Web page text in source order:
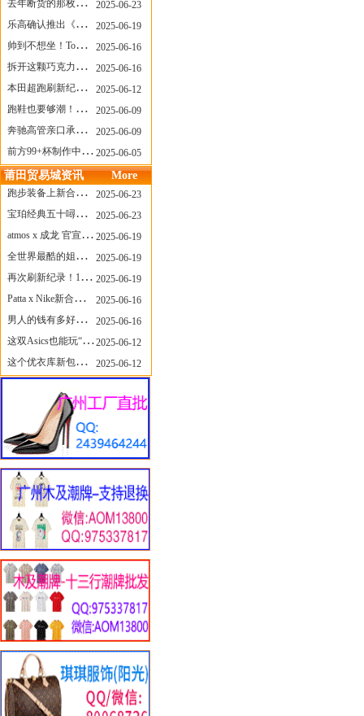
去年断货的那枚表， CASIO指环表又要发售了
2025-06-23
乐高确认推出《哥斯拉》积木，这设计也太酷了！
2025-06-19
帅到不想坐！Tom Sachs x Helinox 这把露营椅太炸了
2025-06-16
拆开这颗巧克力，居然是皮卡丘？
2025-06-16
本田超跑刷新纪录了！700万元成交价
2025-06-12
跑鞋也要够潮！昂跑 x Slam Jam 联名即将发售
2025-06-09
奔驰高管亲口承认：电动G级，完全失败了！
2025-06-09
前方99+杯制作中！「爷爷不泡茶」苹果狗、桃桃喵，今夏顶流潮饮！
2025-06-05
莆田贸易城资讯 More
跑步装备上新合集，最近有什么可以关注的呢？
2025-06-23
宝珀经典五十噚家族再添新员 适配所有腕围的38mm小表径腕表亮相
2025-06-23
atmos x 成龙 官宣，《警察故事》联名短袖公布！
2025-06-19
全世界最酷的姐姐，和Nike联名的鞋要来了！
2025-06-19
再次刷新纪录！14只 LABUBU 共拍出240万元
2025-06-19
Patta x Nike新合作提前泄露，这次的服饰周边也有亮点？
2025-06-16
男人的钱有多好赚？四个大学生创业卖短裤，年销8个亿！
2025-06-16
这双Asics也能玩“牛仔感”？TOGA联名即将登场！
2025-06-12
这个优衣库新包，能火起来吗？
2025-06-12